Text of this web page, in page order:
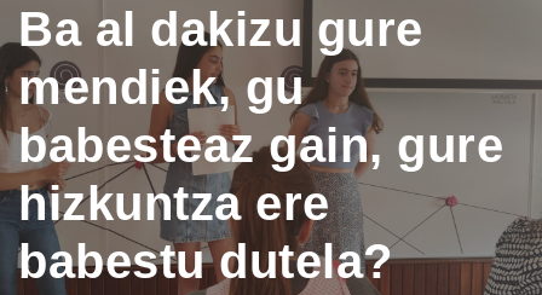
Ba al dakizu gure
mendiek, gu
babesteaz gain, gure
hizkuntza ere
babestu dutela?